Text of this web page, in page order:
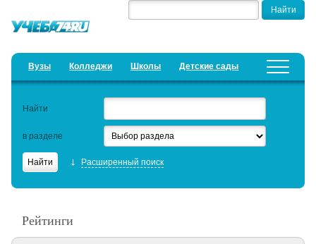
Вузы Колледжи Школы Детские сады
Добавить уч. заведение Предложить новость
Найти
в разделе
Расширенный поиск
Рейтинги